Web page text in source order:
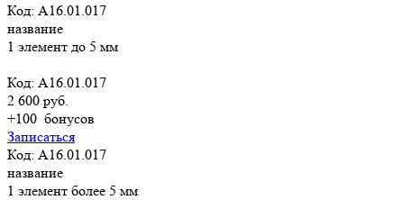
Код: A16.01.017
название
1 элемент до 5 мм
Код: A16.01.017
2 600 руб.
+100 бонусов
Записаться
Код: A16.01.017
название
1 элемент более 5 мм